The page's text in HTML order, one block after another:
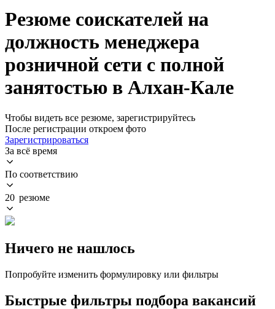
Резюме соискателей на
должность менеджера
розничной сети с полной
занятостью в Алхан-Кале
Чтобы видеть все резюме, зарегистрируйтесь
После регистрации откроем фото
Зарегистрироваться
За всё время
По соответствию
20 резюме
Ничего не нашлось
Попробуйте изменить формулировку или фильтры
Быстрые фильтры подбора вакансий